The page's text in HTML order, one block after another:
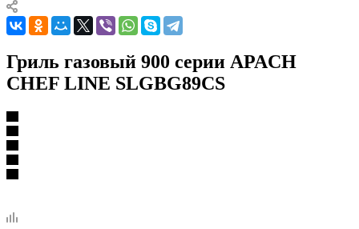
Гриль газовый 900 серии APACH
CHEF LINE SLGBG89CS